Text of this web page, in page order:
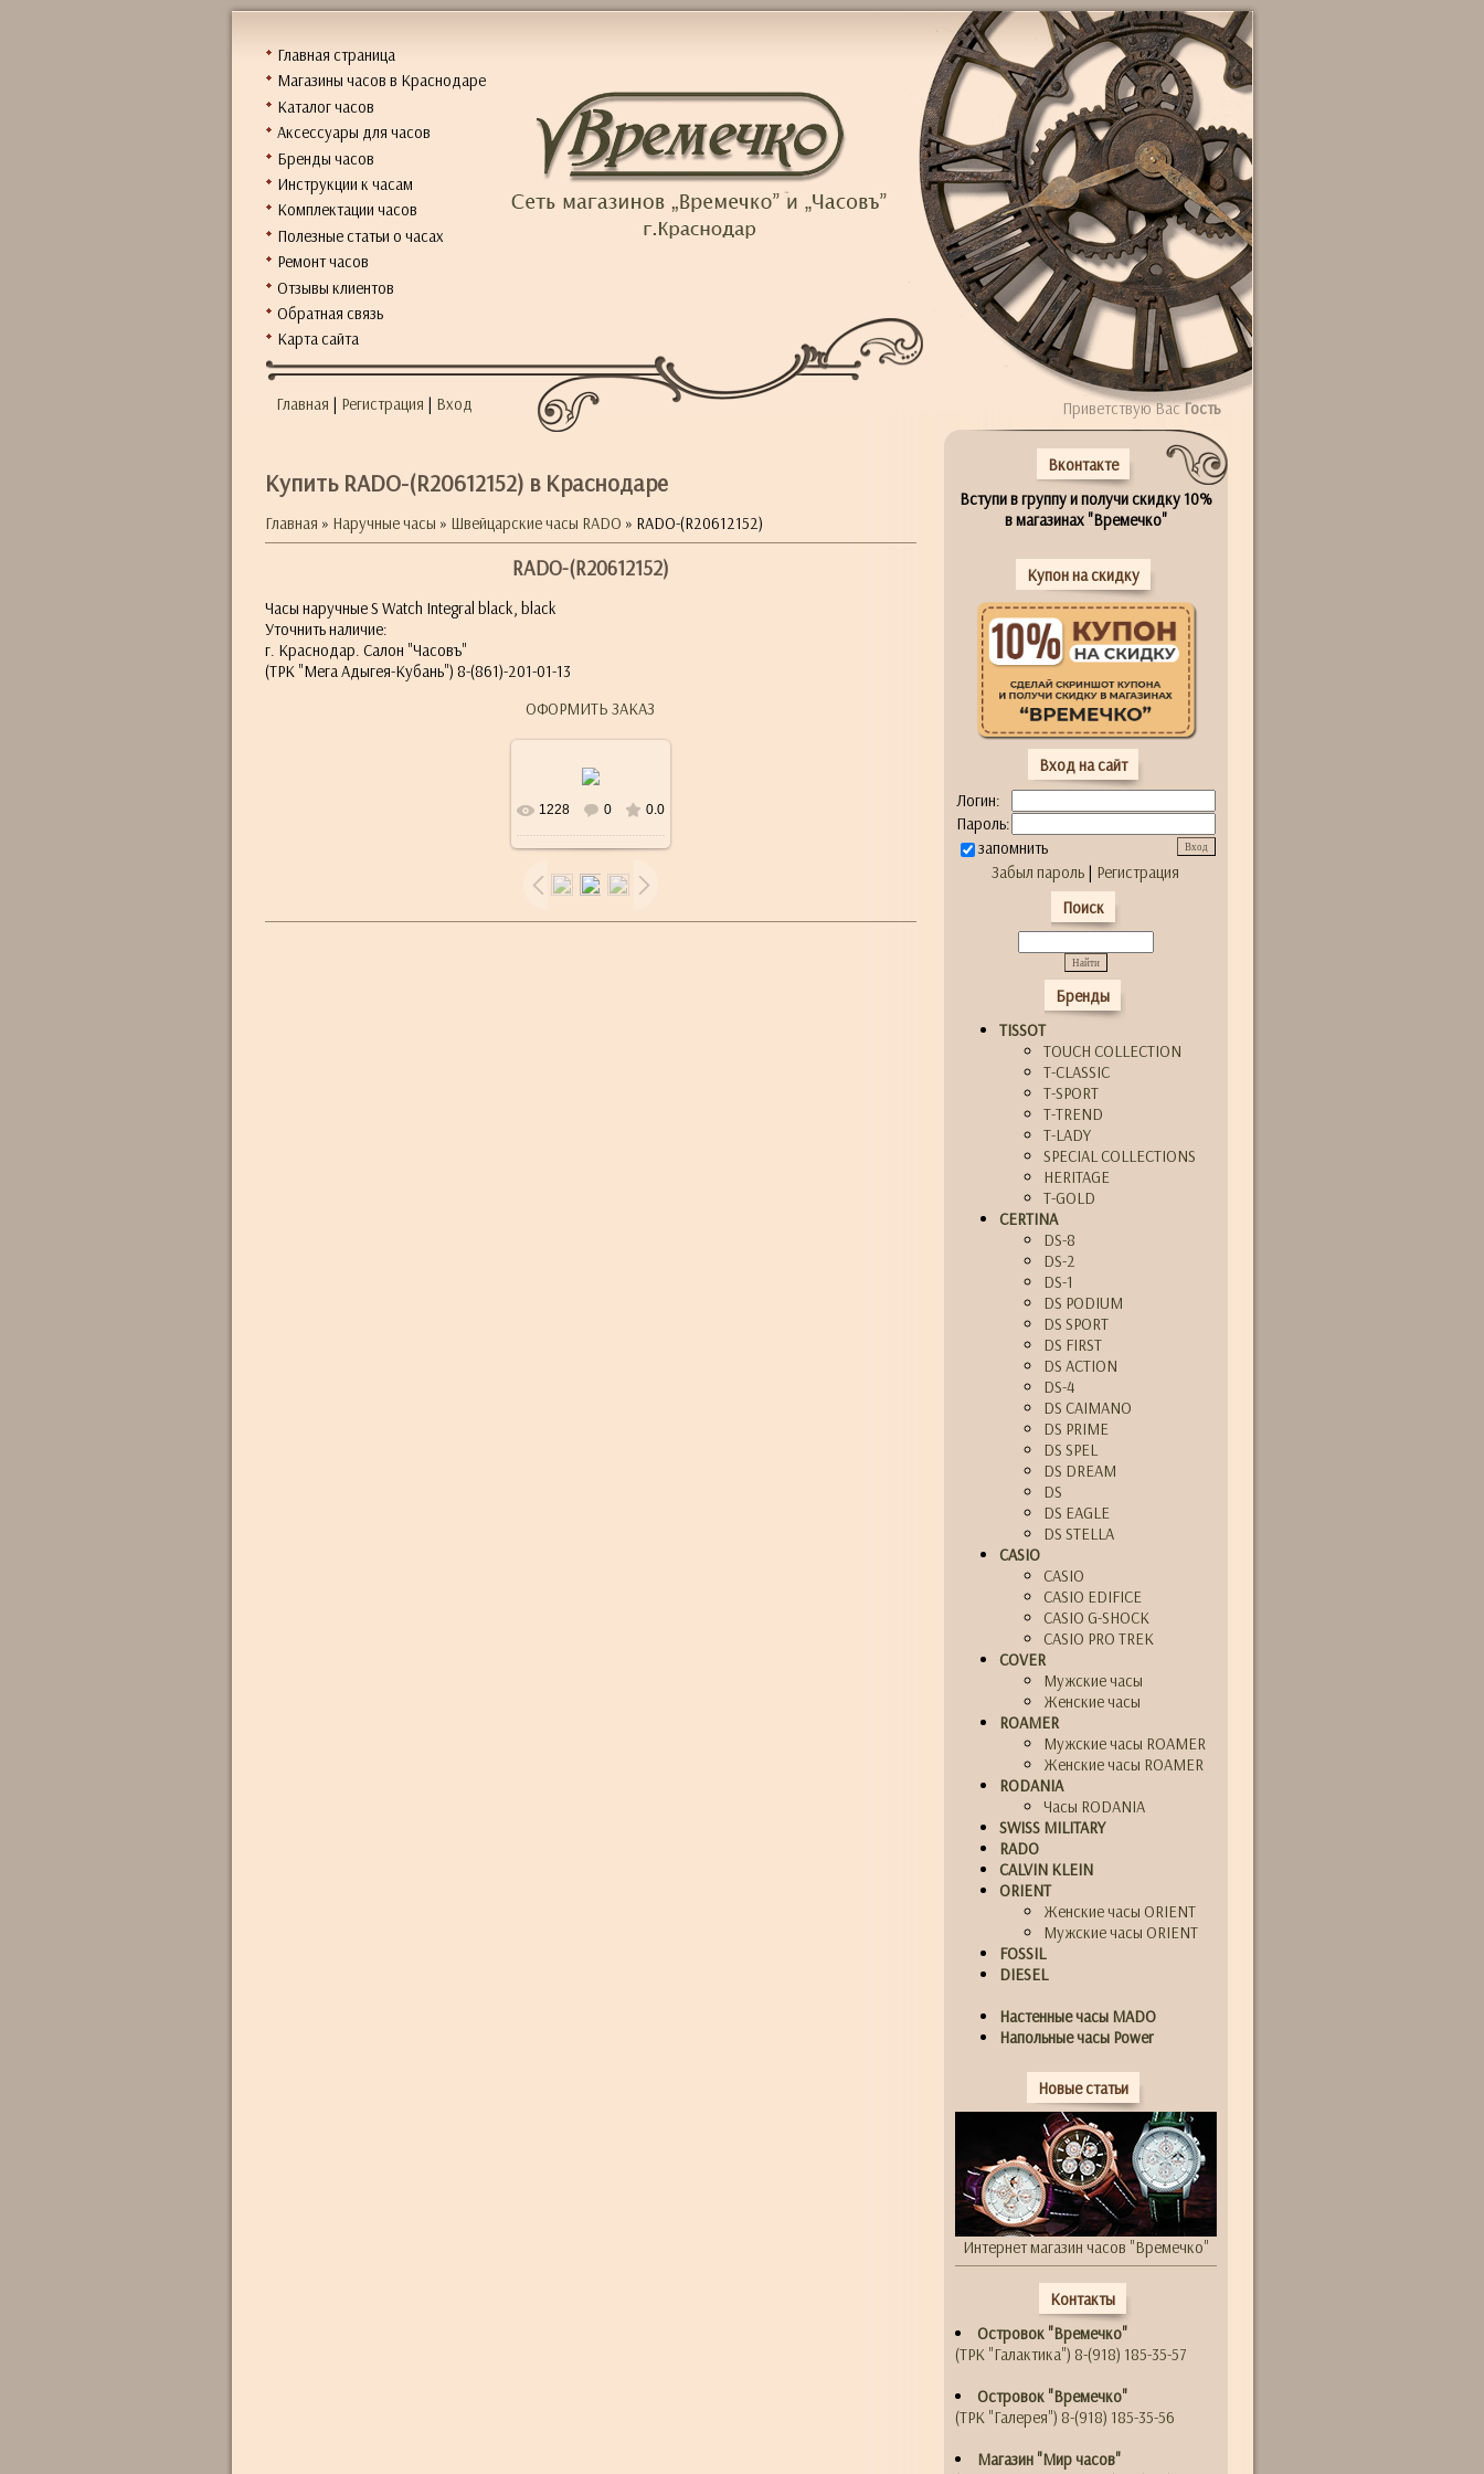
Главная страница
Магазины часов в Краснодаре
Каталог часов
Аксессуары для часов
Бренды часов
Инструкции к часам
Комплектации часов
Полезные статьи о часах
Ремонт часов
Отзывы клиентов
Обратная связь
Карта сайта
Главная | Регистрация | Вход
Купить RADO-(R20612152) в Краснодаре
Главная » Наручные часы » Швейцарские часы RADO » RADO-(R20612152)
RADO-(R20612152)
Часы наручные S Watch Integral black, black
Уточнить наличие:
г. Краснодар. Салон "Часовъ"
(ТРК "Мега Адыгея-Кубань") 8-(861)-201-01-13
ОФОРМИТЬ ЗАКАЗ
1228 0 0.0
Приветствую ВасГость
Вконтакте
Вступи в группу и получи скидку 10%
в магазинах "Времечко"
Купон на скидку
Вход на сайт
Логин:
Пароль:
запомнить
Забыл пароль | Регистрация
Поиск
Бренды
TISSOT
TOUCH COLLECTION
T-CLASSIC
T-SPORT
T-TREND
T-LADY
SPECIAL COLLECTIONS
HERITAGE
T-GOLD
CERTINA
DS-8
DS-2
DS-1
DS PODIUM
DS SPORT
DS FIRST
DS ACTION
DS-4
DS CAIMANO
DS PRIME
DS SPEL
DS DREAM
DS
DS EAGLE
DS STELLA
CASIO
CASIO
CASIO EDIFICE
CASIO G-SHOCK
CASIO PRO TREK
COVER
Мужские часы
Женские часы
ROAMER
Мужские часы ROAMER
Женские часы ROAMER
RODANIA
Часы RODANIA
SWISS MILITARY
RADO
CALVIN KLEIN
ORIENT
Женские часы ORIENT
Мужские часы ORIENT
FOSSIL
DIESEL
Настенные часы MADO
Напольные часы Power
Новые статьи
Интернет магазин часов "Времечко"
Контакты
Островок "Времечко"
(ТРК "Галактика") 8-(918) 185-35-57
Островок "Времечко"
(ТРК "Галерея") 8-(918) 185-35-56
Магазин "Мир часов"